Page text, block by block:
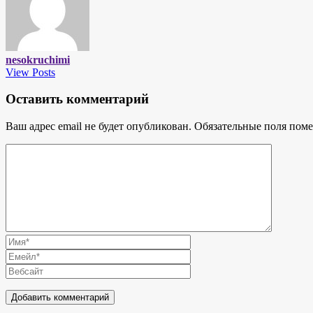
nesokruchimi
View Posts
Оставить комментарий
Ваш адрес email не будет опубликован. Обязательные поля